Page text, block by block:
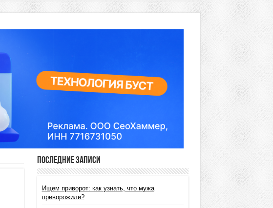
Последние записи
Ищем приворот: как узнать, что мужа
приворожили?